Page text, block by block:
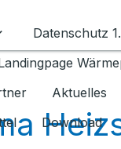
für
Datenschutz
Aktuelles
Download